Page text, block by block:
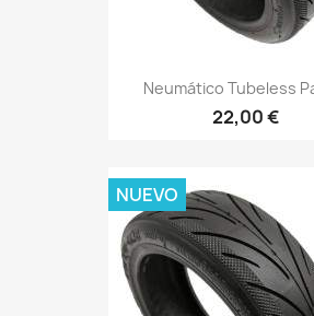
Neumático Tubeless
22,00 €
NUEVO